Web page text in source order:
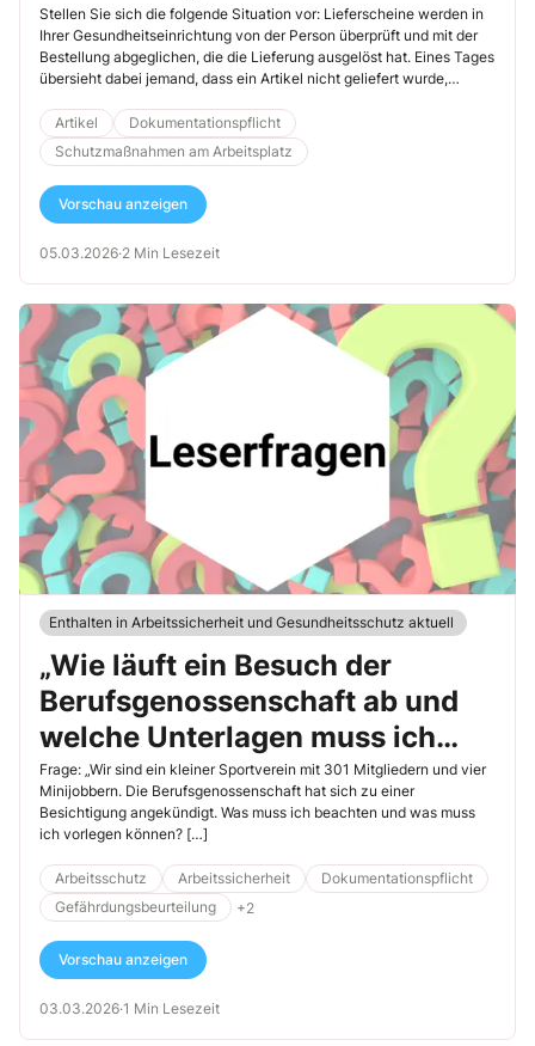
Stellen Sie sich die folgende Situation vor: Lieferscheine werden in
Ihrer Gesundheitseinrichtung von der Person überprüft und mit der
Bestellung abgeglichen, die die Lieferung ausgelöst hat. Eines Tages
übersieht dabei jemand, dass ein Artikel nicht geliefert wurde,
wird sogar bezahlt. Später fällt der Fehler auf. Daraufhin wird der
Prozess angepasst: Ab sofort werden die Lieferscheine nicht nur
vom Besteller geprüft, sondern auch vom Rechnungswesen. Was
meinen Sie: War es richtig, den Prozess aufgrund dieses Fehlers so
zu erweitern? Wie auch immer Ihre Antwort ausfällt, dieses Beispiel
zeigt ein Risiko des Qualitätsmanagements: Bürokratie wächst in
Unternehmen oft unbemerkt und kontinuierlich.
Artikel
Dokumentationspflicht
Schutzmaßnahmen am Arbeitsplatz
Vorschau anzeigen
05.03.2026·2 Min Lesezeit
Enthalten in Arbeitssicherheit und Gesundheitsschutz aktuell
„Wie läuft ein Besuch der
Berufsgenossenschaft ab und
welche Unterlagen muss ich
vorlegen?“
Frage: „Wir sind ein kleiner Sportverein mit 301 Mitgliedern und vier
Minijobbern. Die Berufsgenossenschaft hat sich zu einer
Besichtigung angekündigt. Was muss ich beachten und was muss
ich vorlegen können? […]
Arbeitsschutz Arbeitssicherheit
Dokumentationspflicht
Gefährdungsbeurteilung
+2
Vorschau anzeigen
03.03.2026·1 Min Lesezeit